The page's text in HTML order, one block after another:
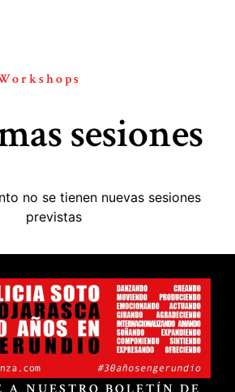
sesiones
no se tienen nuevas sesiones
previstas